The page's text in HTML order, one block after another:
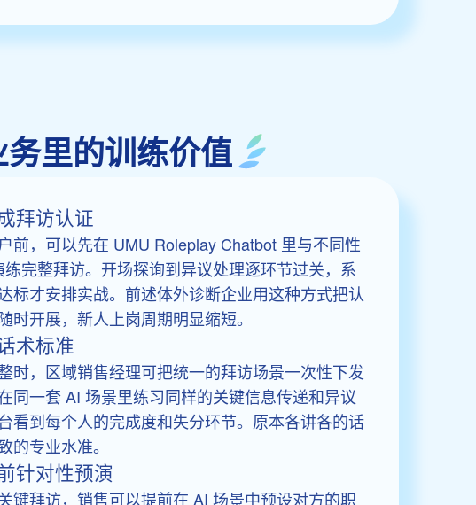
里的训练价值
拜访认证
前，可以先在 UMU Roleplay Chatbot 里与不同性
完整拜访。开场探询到异议处理逐环节过关，系
标才安排实战。前述体外诊断企业用这种方式把认
时开展，新人上岗周期明显缩短。
术标准
时，区域销售经理可把统一的拜访场景一次性下发
同一套 AI 场景里练习同样的关键信息传递和异议
看到每个人的完成度和失分环节。原本各讲各的话
的专业水准。
针对性预演
键拜访，销售可以提前在 AI 场景中预设对方的职